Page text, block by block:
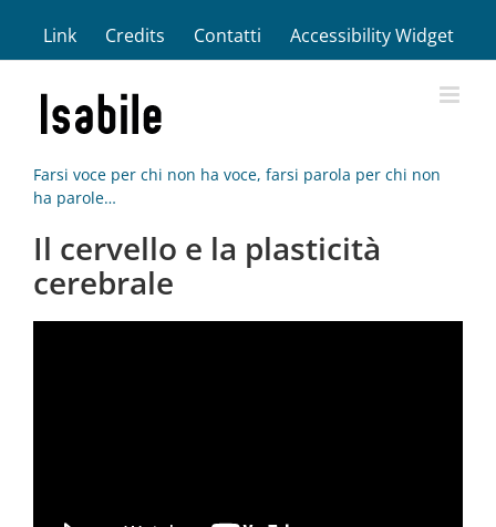
contenuto
Link Credits Contatti Accessibility Widget
Farsi voce per chi non ha voce, farsi parola per chi non
ha parole…
Il cervello e la plasticità
cerebrale